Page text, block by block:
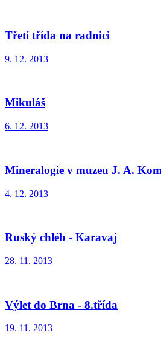
Třetí třída na radnici
9. 12. 2013
Mikuláš
6. 12. 2013
Mineralogie v muzeu J. A.
4. 12. 2013
Ruský chléb - Karavaj
28. 11. 2013
Výlet do Brna - 8.třída
19. 11. 2013